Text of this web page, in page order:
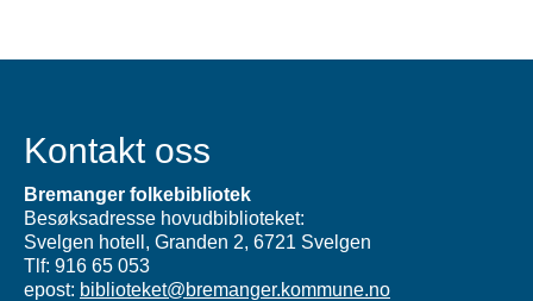
Kontakt oss
Bremanger folkebibliotek
Besøksadresse hovudbiblioteket:
Svelgen hotell, Granden 2, 6721 Svelgen
Tlf: 916 65 053
epost: biblioteket@bremanger.kommune.no